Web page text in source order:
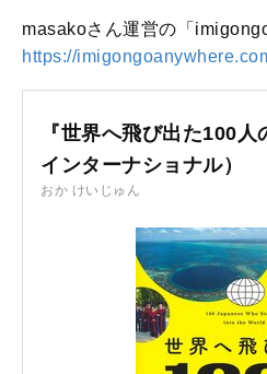
masakoさん運営の「
https://
『世界へ飛び出た100
インターナショナル）
おか けいじゅん